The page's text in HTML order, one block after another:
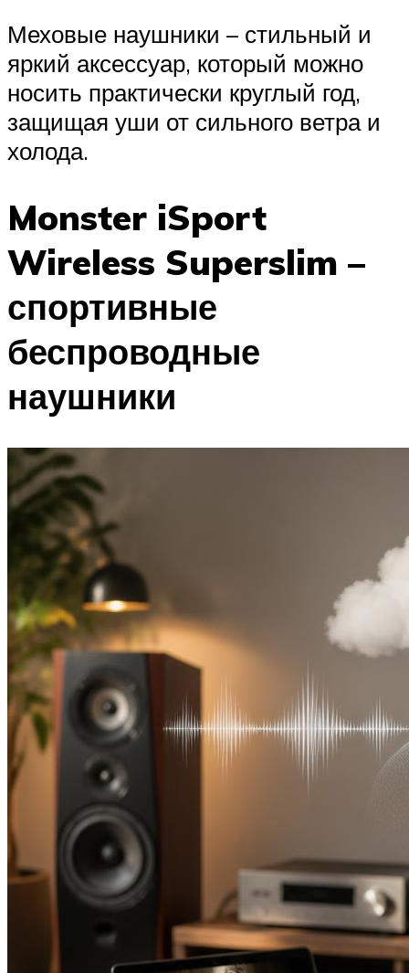
Меховые наушники – стильный и
яркий аксессуар, который можно
носить практически круглый год,
защищая уши от сильного ветра и
холода.
Monster iSport
Wireless Superslim –
спортивные
беспроводные
наушники